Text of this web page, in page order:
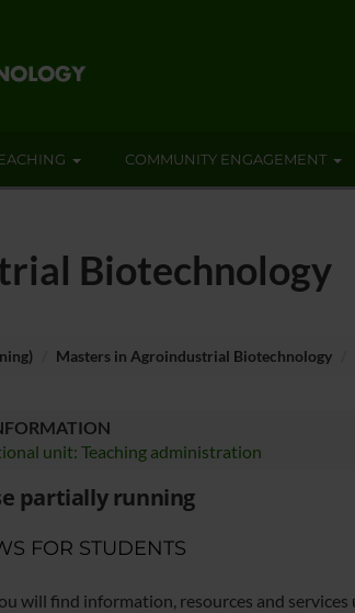
COMMUNITY ENGAGEMENT
Biotechnology
Masters in Agroindustrial Biotechnology
unit: Teaching administration
partially running
FOR STUDENTS
will find information, resources and